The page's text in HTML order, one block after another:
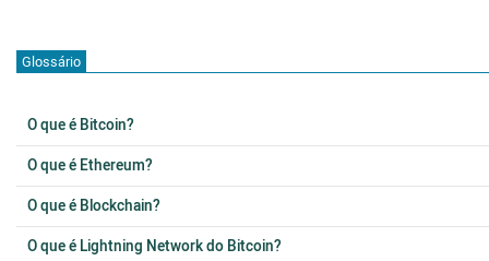
Glossário
O que é Bitcoin?
O que é Ethereum?
O que é Blockchain?
O que é Lightning Network do Bitcoin?